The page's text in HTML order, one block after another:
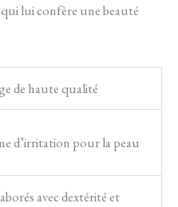
lui confère une beauté
de haute qualité
d’irritation pour la peau
avec dextérité et